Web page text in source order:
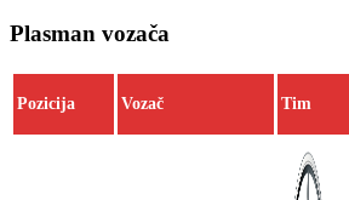
Plasman vozača
Pozicija Vozač Tim